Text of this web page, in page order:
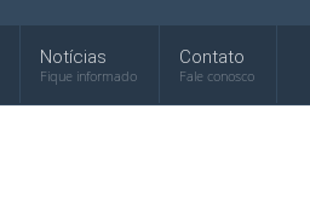
Notícias
Fique informado
Contato
Fale conosco